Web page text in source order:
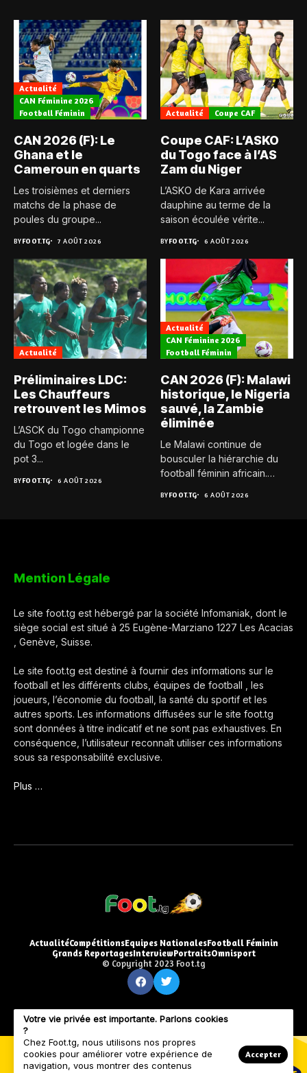
Actualité
CAN Féminine 2026
Football Féminin
CAN 2026 (F): Le
Ghana et le
Cameroun en quarts
Les troisièmes et derniers
matchs de la phase de
poules du groupe...
BYFOOT.TG 7 AOÛT 2026
Actualité Coupe CAF
Coupe CAF: L’ASKO
du Togo face à l’AS
Zam du Niger
L’ASKO de Kara arrivée
dauphine au terme de la
saison écoulée vérite...
BYFOOT.TG 6 AOÛT 2026
Actualité
Préliminaires LDC:
Les Chauffeurs
retrouvent les Mimos
L’ASCK du Togo championne
du Togo et logée dans le
pot 3...
BYFOOT.TG 6 AOÛT 2026
Actualité
CAN Féminine 2026
Football Féminin
CAN 2026 (F): Malawi
historique, le Nigeria
sauvé, la Zambie
éliminée
Le Malawi continue de
bousculer la hiérarchie du
football féminin africain.
BYFOOT.TG 6 AOÛT 2026
Mention Légale
Le site foot.tg est hébergé par la société Infomaniak, dont le
siège social est situé à 25 Eugène-Marziano 1227 Les Acacias
, Genève, Suisse.
Le site foot.tg est destiné à fournir des informations sur le
football et les différents clubs, équipes de football , les
joueurs, l’économie du football, la santé du sportif et les
autres sports. Les informations diffusées sur le site foot.tg
sont données à titre indicatif et ne sont pas exhaustives. En
conséquence, l’utilisateur reconnaît utiliser ces informations
sous sa responsabilité exclusive.
Plus …
ActualitéCompétitionsEquipes NationalesFootball Féminin
Grands ReportagesInterviewPortraitsOmnisport
© Copyright 2023 Foot.tg
Votre vie privée est importante. Parlons cookies
?
Chez Foot.tg, nous utilisons nos propres
cookies pour améliorer votre expérience de
navigation, vous montrer des contenus
Accepter